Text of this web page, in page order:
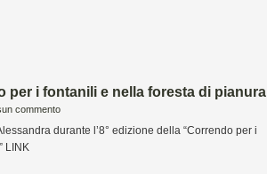
per i fontanili e nella foresta di pianura
commento
durante l’8° edizione della “Correndo per i
LINK